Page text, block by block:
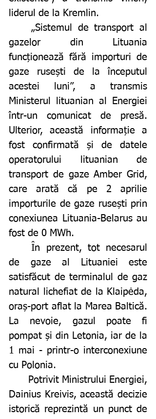
liderul de la Kremlin.
gazelor din Lituania
funcționează fără importuri de
gaze rusești de la începutul
acestei luni”, a transmis
Ministerul lituanian al Energiei
într-un comunicat de presă.
Ulterior, această informație a
fost confirmată și de datele
operatorului lituanian de
transport de gaze Amber Grid,
care arată că pe 2 aprilie
importurile de gaze rusești prin
conexiunea Lituania-Belarus au
fost de 0 MWh.
	În prezent, tot necesarul
de gaze al Lituaniei este
satisfăcut de terminalul de gaz
natural lichefiat de la Klaipėda,
oraș-port aflat la Marea Baltică.
La nevoie, gazul poate fi
pompat și din Letonia, iar de la
1 mai - printr-o interconexiune
cu Polonia.
Dainius Kreivis, această decizie
istorică reprezintă un punct de